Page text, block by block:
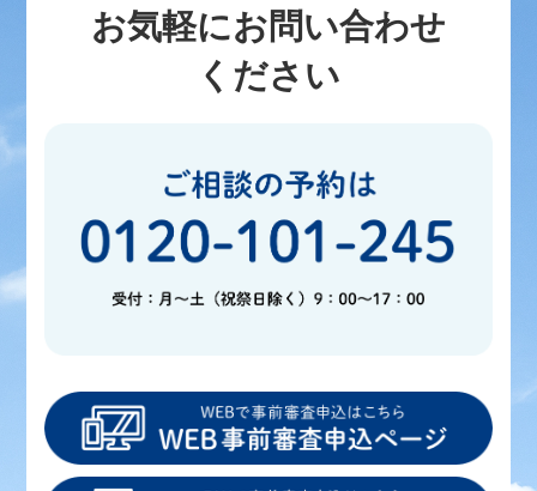
お気軽にお問い合わせ
ください